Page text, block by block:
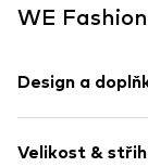
WE
Design a
Džínovina
Velikost & střih